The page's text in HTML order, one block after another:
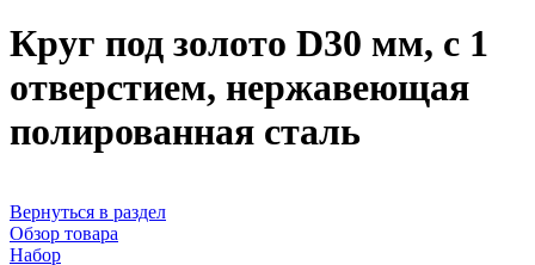
Круг под золото D30 мм, c 1
отверстием, нержавеющая
полированная сталь
Вернуться в раздел
Обзор товара
Набор